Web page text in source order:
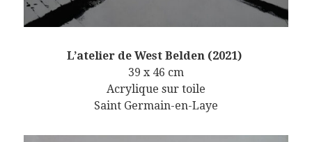
L’atelier de West Belden (2021)
39 x 46 cm
Acrylique sur toile
Saint Germain-en-Laye